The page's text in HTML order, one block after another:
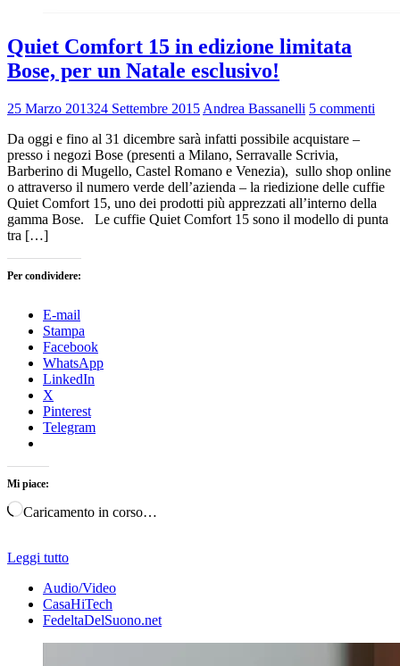
Quiet Comfort 15 in edizione limitata
Bose, per un Natale esclusivo!
25 Marzo 201324 Settembre 2015 Andrea Bassanelli 5 commenti
Da oggi e fino al 31 dicembre sarà infatti possibile acquistare –
presso i negozi Bose (presenti a Milano, Serravalle Scrivia,
Barberino di Mugello, Castel Romano e Venezia), sullo shop online
o attraverso il numero verde dell’azienda – la riedizione delle cuffie
Quiet Comfort 15, uno dei prodotti più apprezzati all’interno della
gamma Bose. Le cuffie Quiet Comfort 15 sono il modello di punta
tra […]
Per condividere:
E-mail
Stampa
Facebook
WhatsApp
LinkedIn
X
Pinterest
Telegram
Mi piace:
Caricamento in corso…
Leggi tutto
Audio/Video
CasaHiTech
FedeltaDelSuono.net